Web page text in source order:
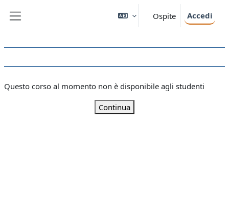
Ospite Accedi
Questo corso al momento non è disponibile agli studenti
Continua